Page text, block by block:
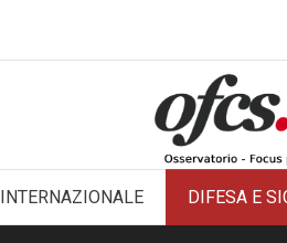
INTERNAZIONALE DIFESA E